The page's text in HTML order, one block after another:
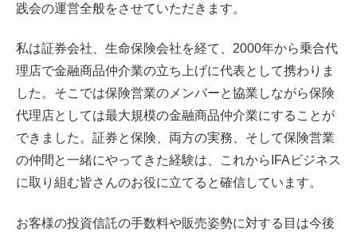
践会の運営全般をさせていただきます。
私は証券会社、生命保険会社を経て、2000年から乗合代
理店で金融商品仲介業の立ち上げに代表として携わりま
した。 そこでは保険営業のメンバーと協業しながら保険
代理店としては最大規模の金融商品仲介業にすることが
できました。証券と保険、両方の実務、そして保険営業
の仲間と一緒にやってきた経験は、これからIFAビジネス
に取り組む皆さんのお役に立てると確信しています。
お客様の投資信託の手数料や販売姿勢に対する目は今後